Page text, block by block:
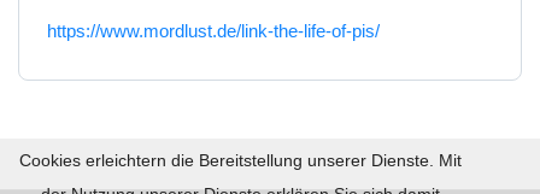
https://www.mordlust.de/link-the-life-of-pis/
Cookies erleichtern die Bereitstellung unserer Dienste. Mit